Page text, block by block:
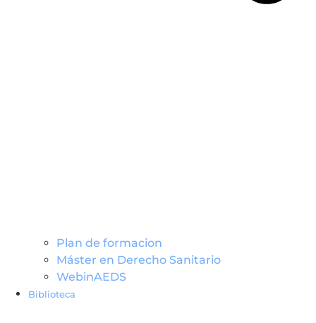
Plan de formacion
Máster en Derecho Sanitario
WebinAEDS
Biblioteca